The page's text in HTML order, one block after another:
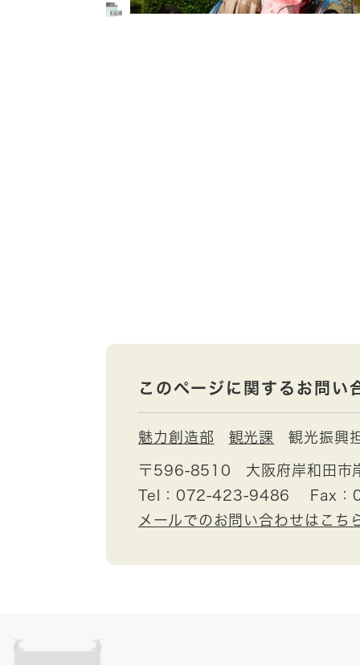
このページに関するお問い
魅力創造部 観光課 観光振興
〒596-8510
大阪府岸和田
Tel：072-423-9486
Fax
メールでのお問い合わせはこち